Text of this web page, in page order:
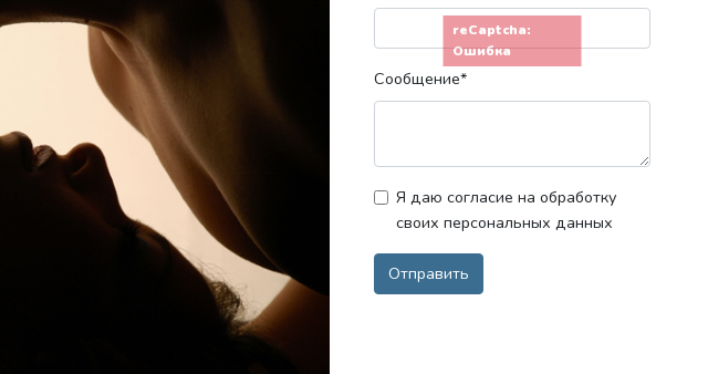
Сообщение*
Я даю согласие на обработку
своих персональных данных
reCaptcha:
Ошибка
Отправить